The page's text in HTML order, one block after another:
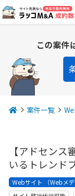
この案件
案件一覧
【アドセン
いるトレンド
Webサイト （Webメデ